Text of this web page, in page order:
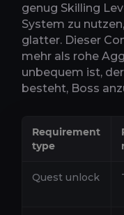
genug Skilling
System zu
glatter. Dieser
mehr als rohe
unbequem ist,
besteht, Boss
Requirement
type
Quest unlock